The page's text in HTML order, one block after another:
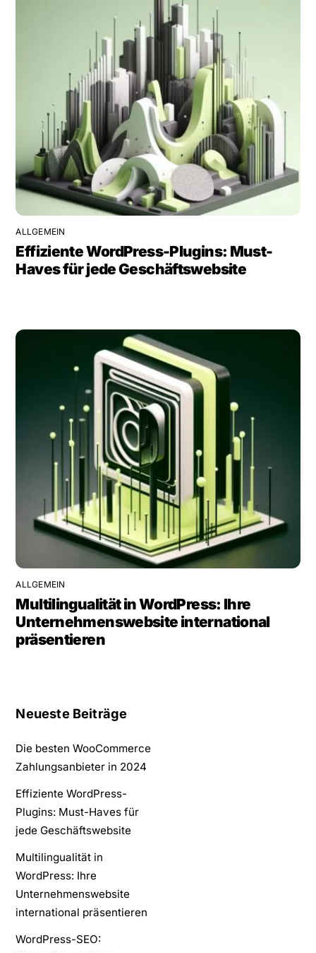
ALLGEMEIN
Effiziente WordPress-Plugins: Must-
Haves für jede Geschäftswebsite
ALLGEMEIN
Multilingualität in WordPress: Ihre
Unternehmenswebsite international
präsentieren
Neueste Beiträge
Die besten WooCommerce
Zahlungsanbieter in 2024
Effiziente WordPress-
Plugins: Must-Haves für
jede Geschäftswebsite
Multilingualität in
WordPress: Ihre
Unternehmenswebsite
international präsentieren
WordPress-SEO: